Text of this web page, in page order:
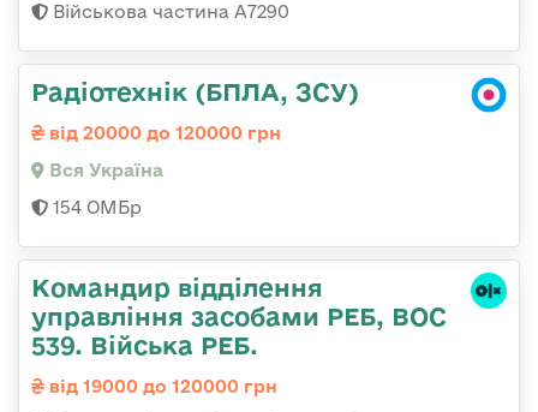
Військова частина А7290
Радіотехнік (БПЛА, ЗСУ)
від 20000 до 120000 грн
Вся Україна
154 ОМБр
Командир відділення
управління засобами РЕБ, ВОС
539. Війська РЕБ.
від 19000 до 120000 грн